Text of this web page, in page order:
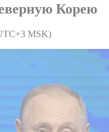
Корею
MSK)